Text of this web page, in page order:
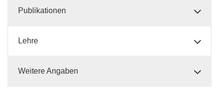
Publikationen
Lehre
Weitere Angaben